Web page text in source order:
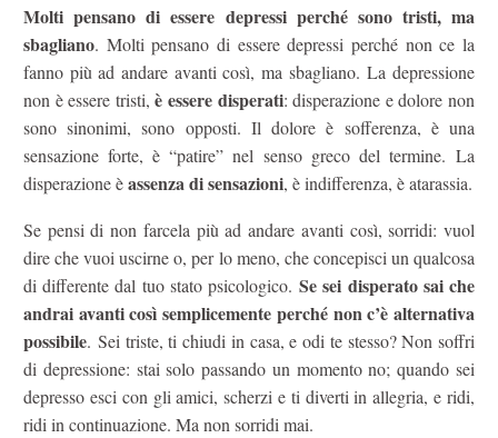
Molti pensano di essere depressi perché sono tristi, ma
sbagliano. Molti pensano di essere depressi perché non ce la
fanno più ad andare avanti così, ma sbagliano. La depressione
non è essere tristi,è essere disperati: disperazione e dolore non
sono sinonimi, sono opposti. Il dolore è sofferenza, è una
sensazione forte, è “patire” nel senso greco del termine. La
disperazione èassenza di sensazioni, è indifferenza, è atarassia.
Se pensi di non farcela più ad andare avanti così, sorridi: vuol
dire che vuoi uscirne o, per lo meno, che concepisci un qualcosa
di differente dal tuo stato psicologico.Se sei disperato sai che
andrai avanti così semplicemente perché non c’è alternativa
possibile. Sei triste, ti chiudi in casa, e odi te stesso? Non soffri
di depressione: stai solo passando un momento no; quando sei
depresso esci con gli amici, scherzi e ti diverti in allegria, e ridi,
ridi in continuazione. Ma non sorridi mai.